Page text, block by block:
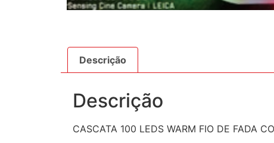
Descrição
Descrição
CASCATA 100 LEDS WARM FIO DE FADA